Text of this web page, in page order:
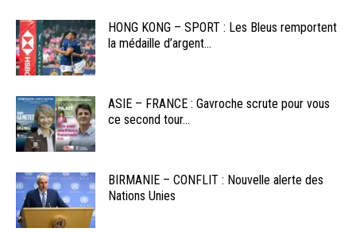
HONG KONG – SPORT : Les Bleus remportent
la médaille d’argent...
ASIE – FRANCE : Gavroche scrute pour vous
ce second tour...
BIRMANIE – CONFLIT : Nouvelle alerte des
Nations Unies